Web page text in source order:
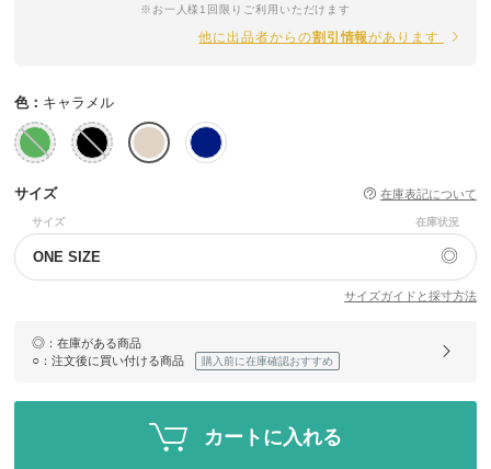
※お一人様1回限りご利用いただけます
他に出品者からの割引情報があります
色： キャラメル
サイズ 在庫表記について
サイズ 在庫状況
ONE SIZE ◎
サイズガイドと採寸方法
◎ ：在庫がある商品
○ ：注文後に買い付ける商品 購入前に在庫確認おすすめ
カートに入れる